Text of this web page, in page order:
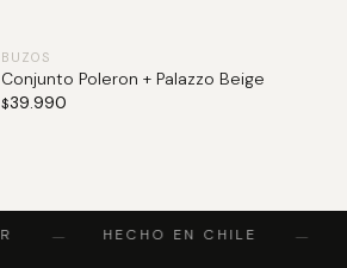
BUZOS
Conjunto Poleron + Palazzo Beige
$39.990
HECHO EN CHILE